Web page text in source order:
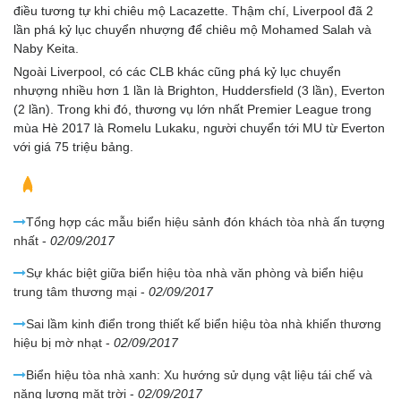
điều tương tự khi chiêu mộ Lacazette. Thậm chí, Liverpool đã 2
lần phá kỷ lục chuyển nhượng để chiêu mộ Mohamed Salah và
Naby Keita.
Ngoài Liverpool, có các CLB khác cũng phá kỷ lục chuyển
nhượng nhiều hơn 1 lần là Brighton, Huddersfield (3 lần), Everton
(2 lần). Trong khi đó, thương vụ lớn nhất Premier League trong
mùa Hè 2017 là Romelu Lukaku, người chuyển tới MU từ Everton
với giá 75 triệu bảng.
Tổng hợp các mẫu biển hiệu sảnh đón khách tòa nhà ấn tượng
nhất - 02/09/2017
Sự khác biệt giữa biển hiệu tòa nhà văn phòng và biển hiệu
trung tâm thương mại - 02/09/2017
Sai lầm kinh điển trong thiết kế biển hiệu tòa nhà khiến thương
hiệu bị mờ nhạt - 02/09/2017
Biển hiệu tòa nhà xanh: Xu hướng sử dụng vật liệu tái chế và
năng lượng mặt trời - 02/09/2017